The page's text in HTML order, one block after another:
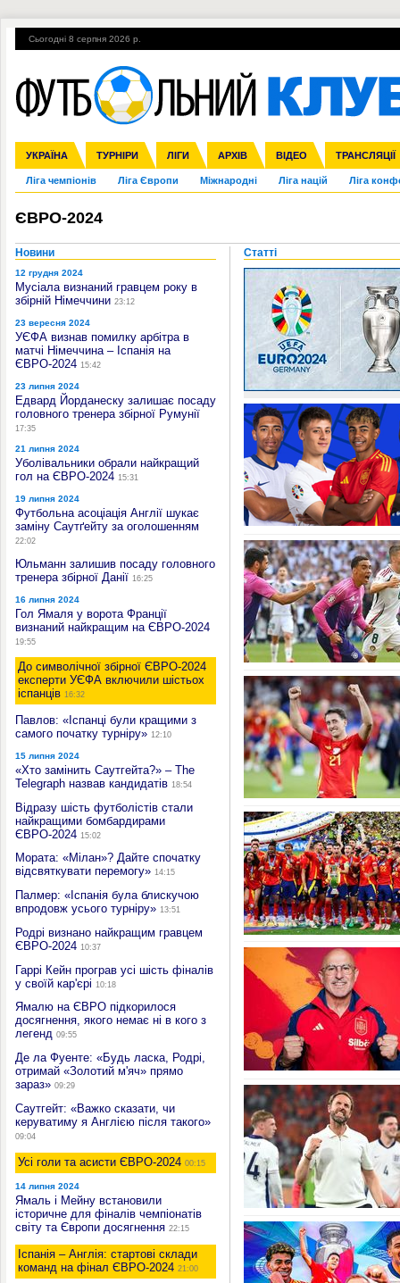
Сьогодні 8 серпня 2026 р.
УКРАЇНА ТУРНІРИ ЛІГИ АРХІВ ВІДЕО ТРАНСЛЯЦІЇ
Збірна Прем'єр-ліга Перша ліга Друга ліга Кубок України
Ліга чемпіонів Ліга Європи Міжнародні Ліга націй Ліга
Англія Іспанія Італія Німеччина Франція Інші
ЧС-2014 ЄВРО-2016 Росія Кубок конфедерацій ЧЄ-2015 (U-
Гарячі теми УПЛ, 2-й тур ВІЙНА УПЛ-ПЕРЕХОДИ
ЄВРО-2024
Новини
12 грудня 2024
Мусіала визнаний гравцем року в
збірній Німеччини 23:12
23 вересня 2024
УЄФА визнав помилку арбітра в
матчі Німеччина – Іспанія на
ЄВРО-2024 15:42
23 липня 2024
Едвард Йорданеску залишає посаду
головного тренера збірної Румунії
17:35
21 липня 2024
Уболівальники обрали найкращий
гол на ЄВРО-2024 15:31
19 липня 2024
Футбольна асоціація Англії шукає
заміну Саутґейту за оголошенням
22:02
Юльманн залишив посаду головного
тренера збірної Данії 16:25
16 липня 2024
Гол Ямаля у ворота Франції
визнаний найкращим на ЄВРО-2024
19:55
До символічної збірної ЄВРО-2024
експерти УЄФА включили шістьох
іспанців 16:32
Павлов: «Іспанці були кращими з
самого початку турніру» 12:10
15 липня 2024
«Хто замінить Саутгейта?» – The
Telegraph назвав кандидатів 18:54
Відразу шість футболістів стали
найкращими бомбардирами
ЄВРО-2024 15:02
Мората: «Мілан»? Дайте спочатку
відсвяткувати перемогу» 14:15
Палмер: «Іспанія була блискучою
впродовж усього турніру» 13:51
Родрі визнано найкращим гравцем
ЄВРО-2024 10:37
Гаррі Кейн програв усі шість фіналів
у своїй кар'єрі 10:18
Ямалю на ЄВРО підкорилося
досягнення, якого немає ні в кого з
легенд 09:55
Де ла Фуенте: «Будь ласка, Родрі,
отримай «Золотий м'яч» прямо
зараз» 09:29
Саутгейт: «Важко сказати, чи
керуватиму я Англією після такого»
09:04
Усі голи та асисти ЄВРО-2024 00:15
14 липня 2024
Ямаль і Мейну встановили
історичне для фіналів чемпіонатів
світу та Європи досягнення 22:15
Іспанія – Англія: стартові склади
команд на фінал ЄВРО-2024 21:00
Статті